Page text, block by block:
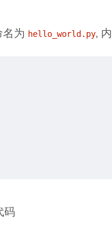
名为 hello_world.py,
码